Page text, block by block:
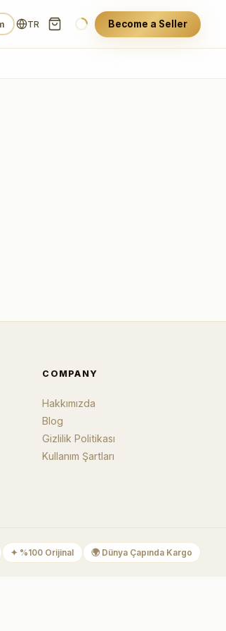
TR Become a Seller
COMPANY
Hakkımızda
Blog
Gizlilik Politikası
Kullanım Şartları
✦ %100 Orijinal 🌍 Dünya Çapında Kargo